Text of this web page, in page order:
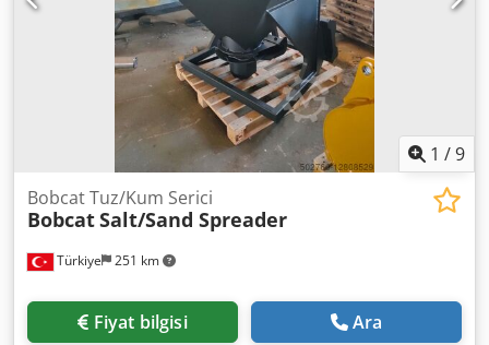
1 /9
Türkiye 251 km
Bobcat Tuz/Kum Serici
BobcatSalt/Sand Spreader
Fiyat bilgisi Ara